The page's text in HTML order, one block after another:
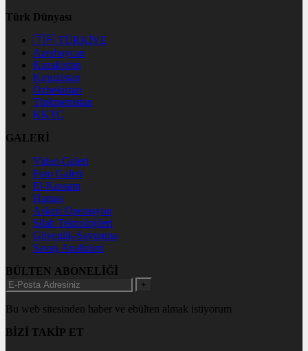
Türk Dünyası
🇹🇷 TÜRKİYE
Azerbaycan
Kazakistan
Kırgızistan
Özbekistan
Türkmenistan
KKTC
GALERİ
Video Galeri
Foto Galeri
El-Kassam
Hamas
Askeri Operasyon
Silah Teknolojileri
Güvenlik-Savunma
Savaş Analizleri
BÜLTEN ABONELİĞİ
+
Bu web sitesinden haber ve ebülten almak istiyorum
BİZİ TAKİP ET